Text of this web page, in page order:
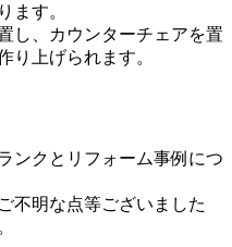
ます。
し、カウンターチェアを置
り上げられます。
ンクとリフォーム事例につ
不明な点等ございました